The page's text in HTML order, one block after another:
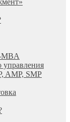
MBA
управления
AMP, SMP